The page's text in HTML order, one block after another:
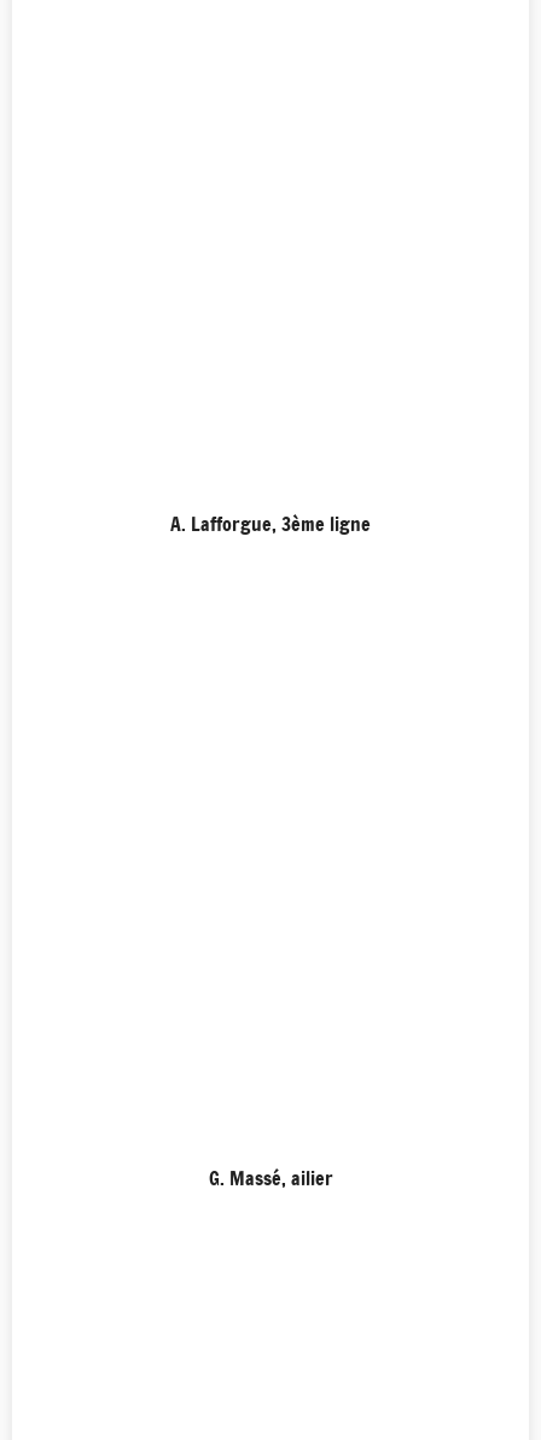
A. Lafforgue, 3ème ligne
G. Massé, ailier